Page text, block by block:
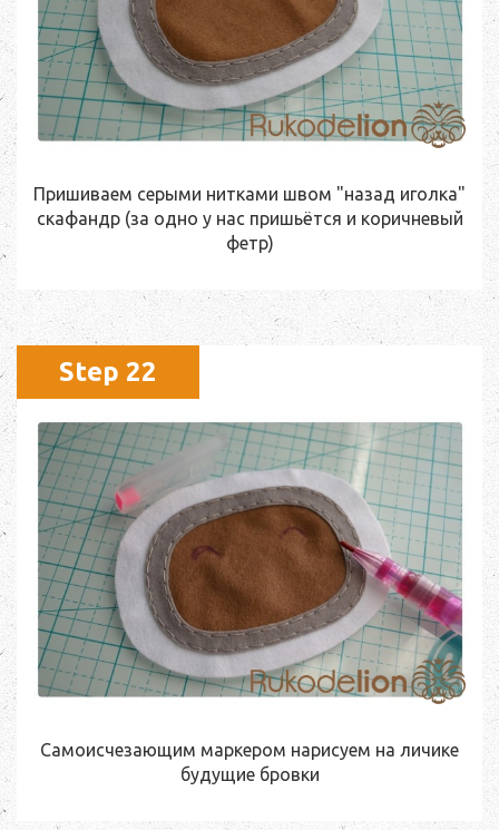
Пришиваем серыми нитками швом "назад иголка"
скафандр (за одно у нас пришьётся и коричневый
фетр)
Step 22
Самоисчезающим маркером нарисуем на личике
будущие бровки